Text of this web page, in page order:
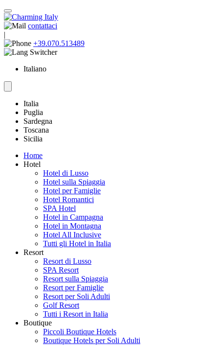
contattaci
|
+39.070.513489
Italiano
Italia
Puglia
Sardegna
Toscana
Sicilia
Home
Hotel
Hotel di Lusso
Hotel sulla Spiaggia
Hotel per Famiglie
Hotel Romantici
SPA Hotel
Hotel in Campagna
Hotel in Montagna
Hotel All Inclusive
Tutti gli Hotel in Italia
Resort
Resort di Lusso
SPA Resort
Resort sulla Spiaggia
Resort per Famiglie
Resort per Soli Adulti
Golf Resort
Tutti i Resort in Italia
Boutique
Piccoli Boutique Hotels
Boutique Hotels per Soli Adulti